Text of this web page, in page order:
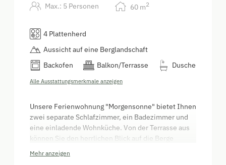
Max.: 5 Personen 60 m2
4 Plattenherd
Aussicht auf eine Berglandschaft
Backofen
Balkon/Terrasse Dusche
Alle Ausstattungsmerkmale anzeigen
Unsere Ferienwohnung "Morgensonne" bietet Ihnen
zwei separate Schlafzimmer, ein Badezimmer und
eine einladende Wohnküche. Von der Terrasse aus
können Sie den herrlichen Blick auf die Berge
genießen und zugleich den Anblick des Infinity-
Pools erleben. Die Wohnung beeindruckt durch ihre
Mehr anzeigen